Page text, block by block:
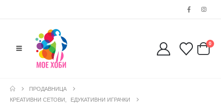
0
ПРОДАВНИЦА
КРЕАТИВНИ СЕТОВИ
ЕДУКАТИВНИ ИГРАЧКИ